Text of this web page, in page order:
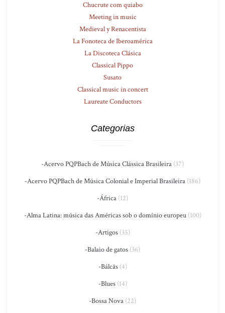
Chucrute com quiabo
Meeting in music
Medieval y Renacentista
La Fonoteca de Iberoamérica
La Discoteca Clásica
Classical Pippo
Susato
Classical music in concert
Laureate Conductors
Categorias
-Acervo PQPBach de Música Clássica Brasileira (37)
-Acervo PQPBach de Música Colonial e Imperial Brasileira (186)
-África (12)
-Alma Latina: música das Américas sob o domínio europeu(100)
-Artigos(35)
-Balaio de gatos (36)
-Bálcãs(4)
-Blues(14)
-Bossa Nova (22)